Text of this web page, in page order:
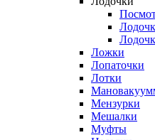
Ложки
Лопаточки
Лотки
Мензурки
Мешалки
Муфты